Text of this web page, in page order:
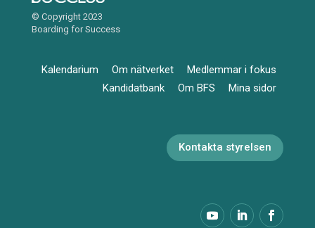
© Copyright 2023
Boarding for Success
Kalendarium Om nätverket
Medlemmar i fokus
Kandidatbank
Om BFS Mina sidor
Kontakta styrelsen